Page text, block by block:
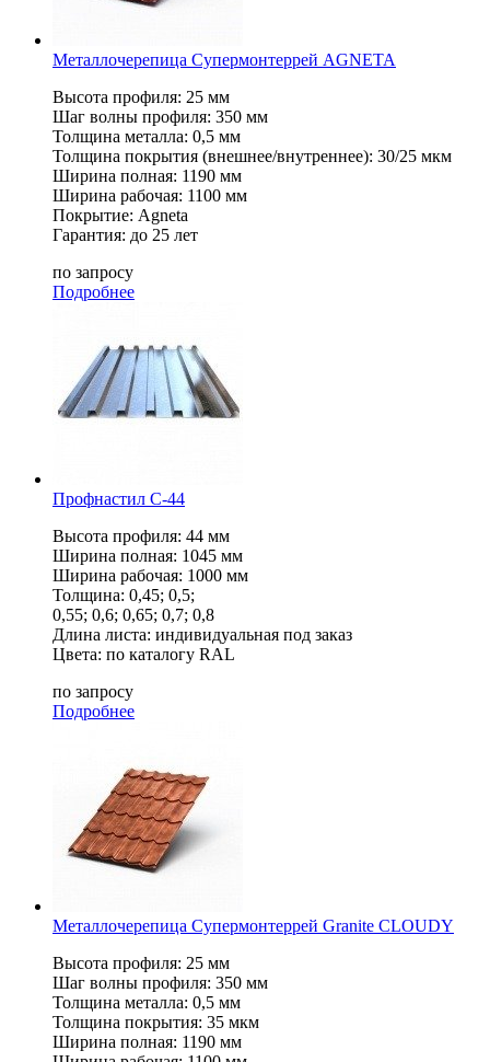
Металлочерепица Супермонтеррей AGNETA
Высота профиля: 25 мм
Шаг волны профиля: 350 мм
Толщина металла: 0,5 мм
Толщина покрытия (внешнее/внутреннее): 30/25 мкм
Ширина полная: 1190 мм
Ширина рабочая: 1100 мм
Покрытие: Agneta
Гарантия: до 25 лет
по запросу
Подробнее
Профнастил С-44
Высота профиля: 44 мм
Ширина полная: 1045 мм
Ширина рабочая: 1000 мм
Толщина: 0,45; 0,5;
0,55; 0,6; 0,65; 0,7; 0,8
Длина листа: индивидуальная под заказ
Цвета: по каталогу RAL
по запросу
Подробнее
Металлочерепица Супермонтеррей Granite CLOUDY
Высота профиля: 25 мм
Шаг волны профиля: 350 мм
Толщина металла: 0,5 мм
Толщина покрытия: 35 мкм
Ширина полная: 1190 мм